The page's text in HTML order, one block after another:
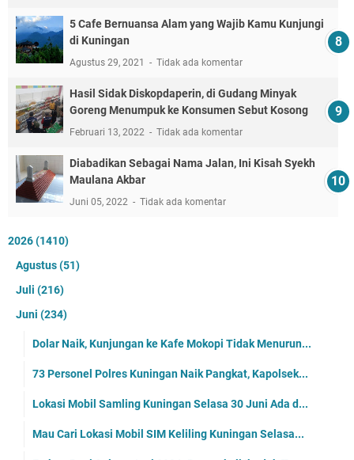
5 Cafe Bernuansa Alam yang Wajib Kamu Kunjungi
di Kuningan
Agustus 29, 2021 Tidak ada komentar
Hasil Sidak Diskopdaperin, di Gudang Minyak
Goreng Menumpuk ke Konsumen Sebut Kosong
Februari 13, 2022 Tidak ada komentar
Diabadikan Sebagai Nama Jalan, Ini Kisah Syekh
Maulana Akbar
Juni 05, 2022 Tidak ada komentar
2026(1410)
Agustus(51)
Juli (216)
Juni (234)
Dolar Naik, Kunjungan ke Kafe Mokopi Tidak Menurun...
73 Personel Polres Kuningan Naik Pangkat, Kapolsek...
Lokasi Mobil Samling Kuningan Selasa 30 Juni Ada d...
Mau Cari Lokasi Mobil SIM Keliling Kuningan Selasa...